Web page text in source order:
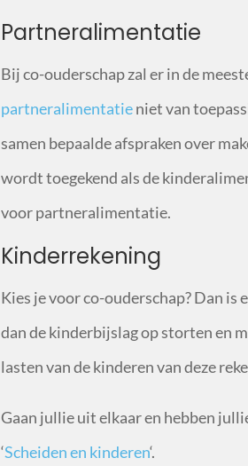
Partneralimentatie
Bij co-ouderschap zal er in de
partneralimentatieniet van
samen bepaalde afspraken over
wordt toegekend als de
voor partneralimentatie.
Kinderrekening
Kies je voor co-ouderschap? Dan
dan de kinderbijslag op storten en
lasten van de kinderen van deze
Gaan jullie uit elkaar en hebben
‘Scheiden en kinderen‘.